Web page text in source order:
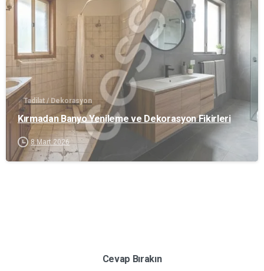
Tadilat / Dekorasyon
Kırmadan Banyo Yenileme ve Dekorasyon Fikirleri
8 Mart 2026
Cevap Bırakın